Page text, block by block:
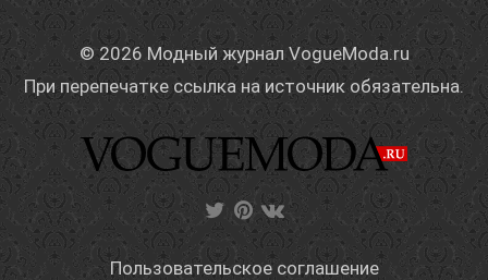
© 2026 Модный журнал VogueModa.ru
При перепечатке ссылка на источник обязательна.
Пользовательское соглашение